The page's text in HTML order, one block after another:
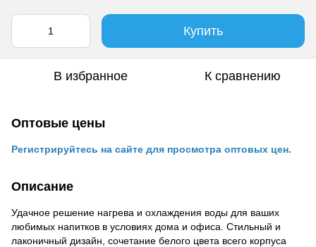
Купить
В избранное К сравнению
Оптовые цены
Регистрируйтесь на сайте для просмотра оптовых цен.
Описание
Удачное решение нагрева и охлаждения воды для ваших
любимых напитков в условиях дома и офиса. Стильный и
лаконичный дизайн, сочетание белого цвета всего корпуса